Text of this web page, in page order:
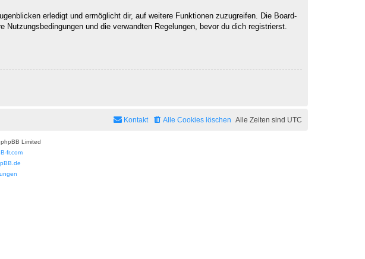
erledigt und ermöglicht dir, auf weitere Funktionen zuzugreifen. Die Board-
und die verwandten Regelungen, bevor du dich registrierst.
Alle Zeiten sind UTC
Alle Cookies löschen
Kontakt
Limited
fr.com